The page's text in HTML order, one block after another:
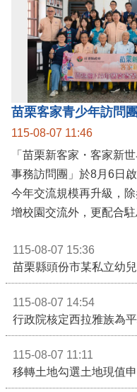
115-08-07 11:46
「苗栗新客家・客家新
事務訪問團」於8月6日
今年交流規模再升級，
115-08-07 15:36
苗栗縣頭份市某私立幼
115-08-07 14:54
115-08-07 11:11